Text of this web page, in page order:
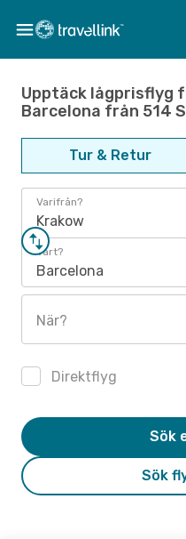
Upptäck lågprisflyg
Barcelona från 514
Tur & Retur
Varifrån?
Krakow
Vart?
Barcelona
När?
Direktflyg
Sök
Sök